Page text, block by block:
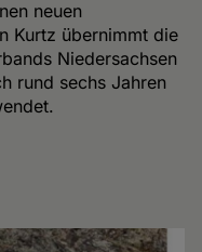
neuen
Kurtz übernimmt die
Niedersachsen
rund sechs Jahren